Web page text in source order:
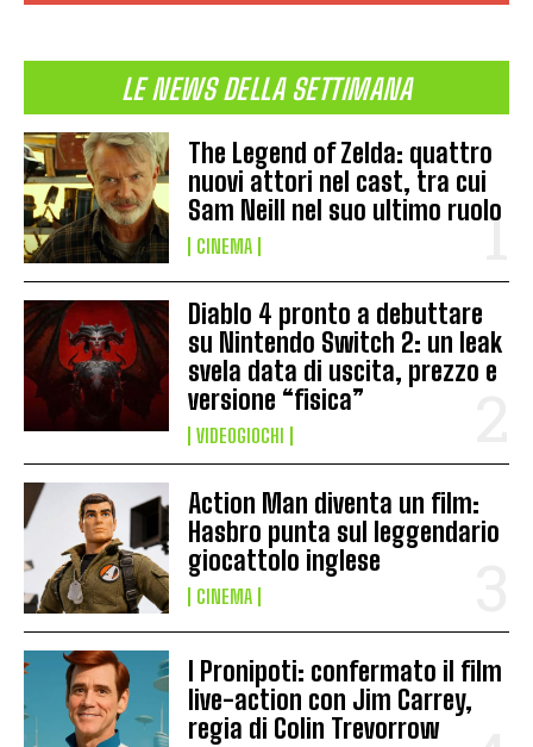
LE NEWS DELLA SETTIMANA
The Legend of Zelda: quattro
nuovi attori nel cast, tra cui
Sam Neill nel suo ultimo ruolo
CINEMA
Diablo 4 pronto a debuttare
su Nintendo Switch 2: un leak
svela data di uscita, prezzo e
versione “fisica”
VIDEOGIOCHI
Action Man diventa un film:
Hasbro punta sul leggendario
giocattolo inglese
CINEMA
I Pronipoti: confermato il film
live-action con Jim Carrey,
regia di Colin Trevorrow